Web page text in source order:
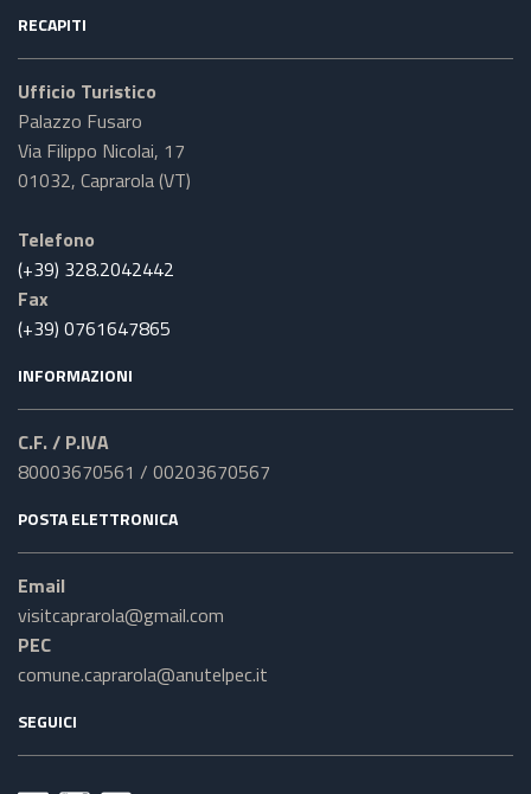
RECAPITI
Ufficio Turistico
Palazzo Fusaro
Via Filippo Nicolai, 17
01032, Caprarola (VT)
Telefono
(+39) 328.2042442
Fax
(+39) 0761647865
INFORMAZIONI
C.F. / P.IVA
80003670561 / 00203670567
POSTA ELETTRONICA
Email
visitcaprarola@gmail.com
PEC
comune.caprarola@anutelpec.it
SEGUICI